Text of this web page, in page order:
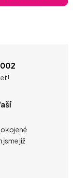
jsme již